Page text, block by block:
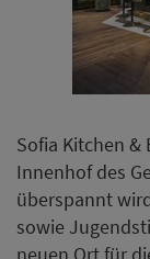
Sofia Kitchen
Innenhof des
überspannt
sowie
neuen Ort für